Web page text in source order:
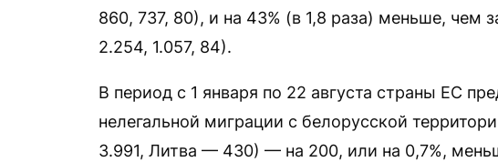
860, 737, 80), и на 43% (в 1,8 раза) меньше, чем
2.254, 1.057, 84).
В период с 1 января по 22 августа страны ЕС
нелегальной миграции с белорусской
3.991, Литва — 430) — на 200, или на 0,7%,